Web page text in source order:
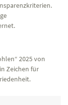
2025 von
Zeichen für